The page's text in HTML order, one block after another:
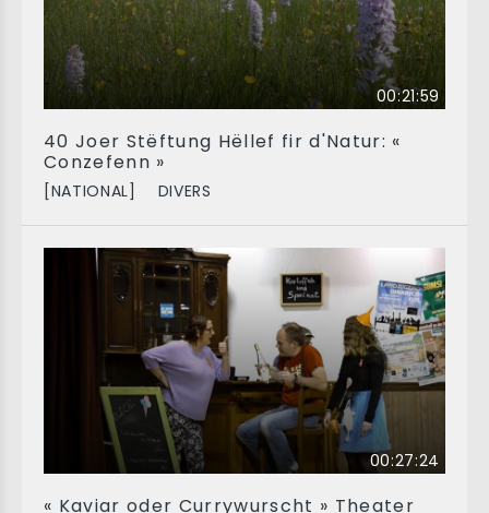
00:21:59
40 Joer Stëftung Hëllef fir d'Natur: «
Conzefenn »
[NATIONAL] DIVERS
00:27:24
« Kaviar oder Currywurscht » Theater